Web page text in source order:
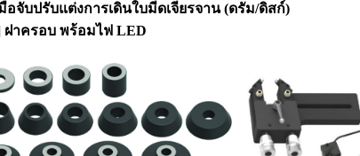
อจับปรับแต่งการเดินใบมีดเจียรจาน (ดรัม/ดิสก์)
ฝาครอบ พร้อมไฟ LED